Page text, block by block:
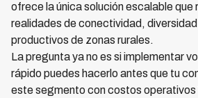
ofrece la única solución escalable que
realidades de conectividad,
productivos de zonas rurales.
La pregunta ya no es si implementar
rápido puedes hacerlo antes que tu
este segmento con costos operativos